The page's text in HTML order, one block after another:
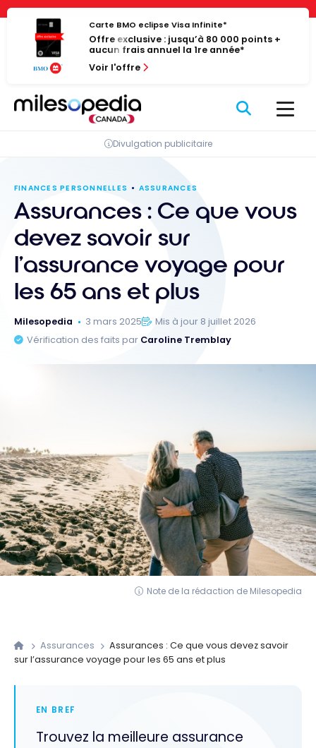
Panneau de gestion des cookies
Passer
contenu
Carte BMO eclipse Visa Infinite*
Offre exclusive : jusqu’à 80 000 points +
aucun frais annuel la 1re année*
Voir l'offre
Divulgation publicitaire
FINANCES PERSONNELLES ASSURANCES
Assurances : Ce que vous
devez savoir sur
l’assurance voyage pour
les 65 ans et plus
Milesopedia 3 mars 2025
Mis à jour 8 juillet 2026
Vérification des faits par Caroline Tremblay
Note de la rédaction de Milesopedia
Assurances
Assurances : Ce que vous devez savoir
sur l’assurance voyage pour les 65 ans et plus
EN BREF
Trouvez la meilleure assurance